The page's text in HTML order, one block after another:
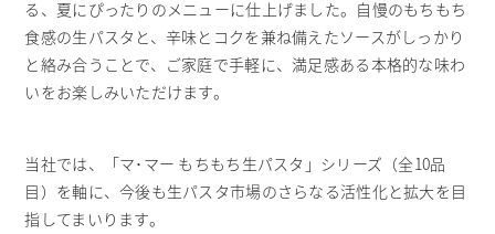
る、夏にぴったりのメニューに仕上げました。自慢のもちもち
食感の生パスタと、辛味とコクを兼ね備えたソースがしっかり
と絡み合うことで、ご家庭で手軽に、満足感ある本格的な味わ
いをお楽しみいただけます。
当社では、「マ･マー もちもち生パスタ」シリーズ（全10品
目）を軸に、今後も生パスタ市場のさらなる活性化と拡大を目
指してまいります。